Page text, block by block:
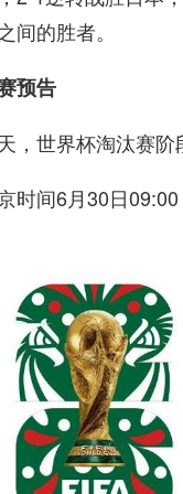
间的胜者。
预告
，世界杯淘汰赛阶
时间6月30日